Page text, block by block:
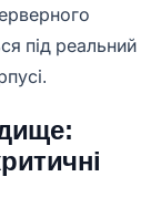
під реальний